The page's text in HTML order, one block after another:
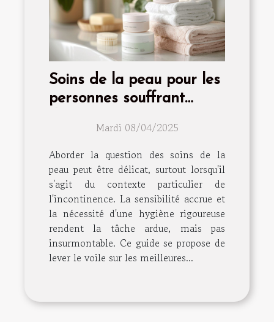
Soins de la peau pour les
personnes souffrant
Mardi 08/04/2025
Aborder la question des soins de la
peau peut être délicat, surtout lorsqu'il
s'agit du contexte particulier de
l'incontinence. La sensibilité accrue et
la nécessité d'une hygiène rigoureuse
rendent la tâche ardue, mais pas
insurmontable. Ce guide se propose de
lever le voile sur les meilleures...